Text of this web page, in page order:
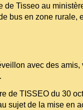
de Tisseo au
bus en zone rurale,
avec des
de TISSEO du 30
sujet de la mise en